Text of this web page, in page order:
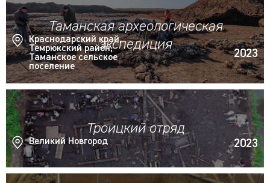
Таманская археологическая
экспедиция
Краснодарский край,
Темрюкский район,
Таманское сельское
поселение
2023
Троицкий отряд
Великий Новгород 2023